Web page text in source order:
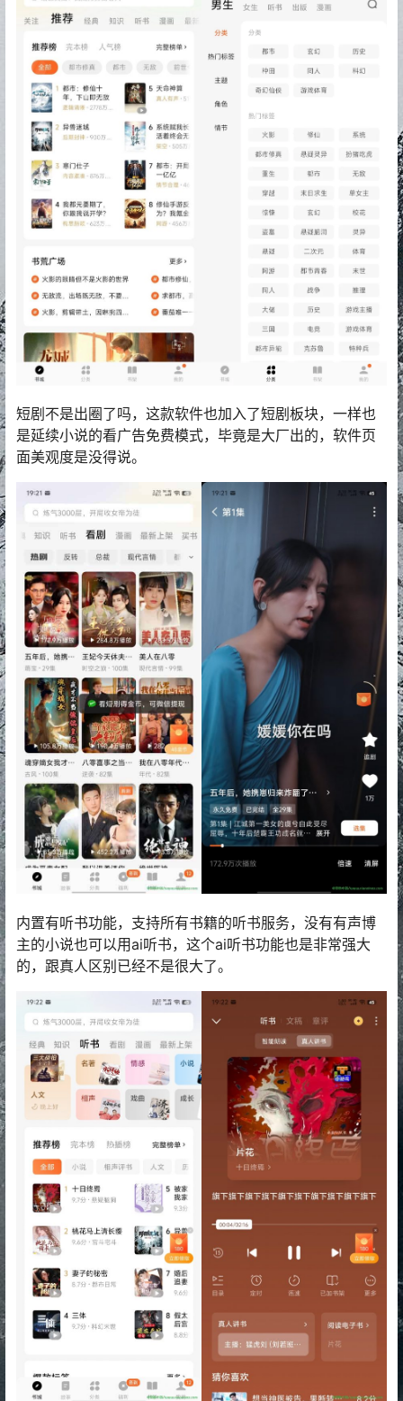
短剧不是出圈了吗，这款软件也加入了短剧板块，一样也
是延续小说的看广告免费模式，毕竟是大厂出的，软件页
面美观度是没得说。
内置有听书功能，支持所有书籍的听书服务，没有有声博
主的小说也可以用ai听书，这个ai听书功能也是非常强大
的，跟真人区别已经不是很大了。